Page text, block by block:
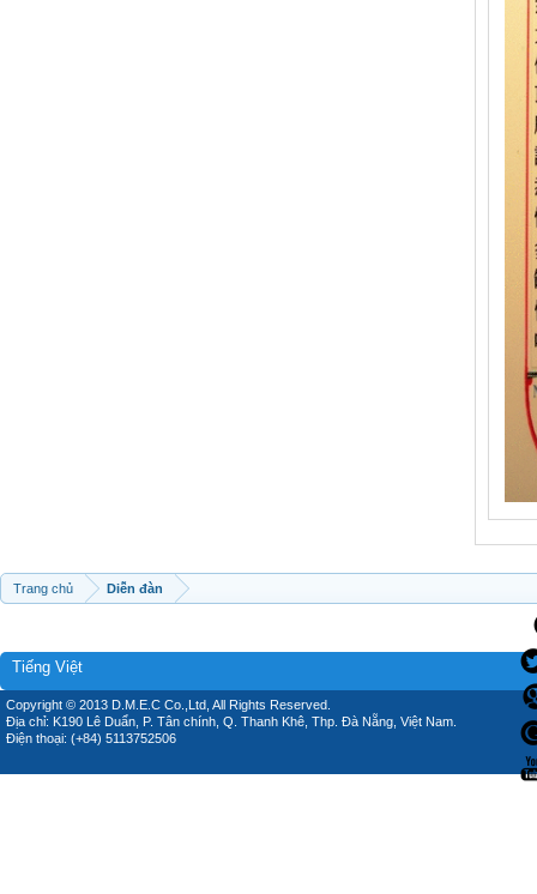
Trang chủ Diễn đàn
Tiếng Việt
Copyright © 2013 D.M.E.C Co.,Ltd, All Rights Reserved.
Địa chỉ: K190 Lê Duẩn, P. Tân chính, Q. Thanh Khê, Thp. Đà Nẵng, Việt Nam.
Điện thoại: (+84) 5113752506